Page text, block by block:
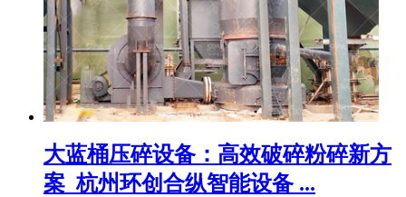
大蓝桶压碎设备：高效破碎粉碎新方
案_杭州环创合纵智能设备 ...